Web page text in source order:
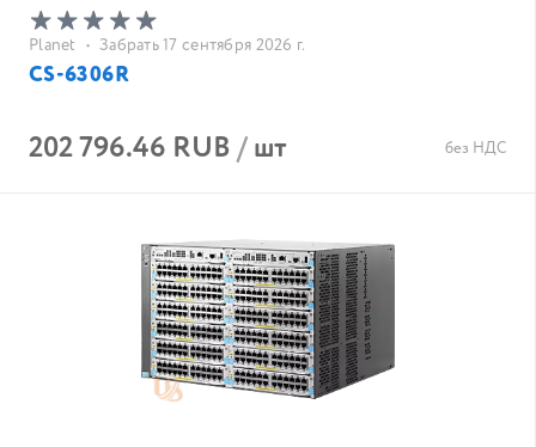
Planet • Забрать 17 сентября 2026 г.
CS-6306R
202 796.46 RUB/шт без НДС